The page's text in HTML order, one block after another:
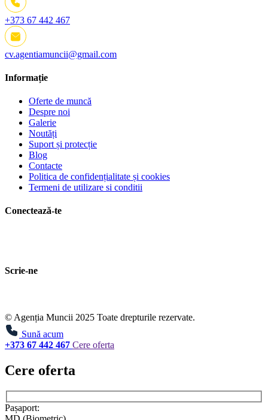
+373 67 442 467
cv.agentiamuncii@gmail.com
Informație
Oferte de muncă
Despre noi
Galerie
Noutăți
Suport și protecție
Blog
Contacte
Politica de confidențialitate și cookies
Termeni de utilizare si conditii
Conectează-te
Scrie-ne
© Agenția Muncii 2025 Toate drepturile rezervate.
Sună acum
+373 67 442 467 Cere oferta
Cere oferta
Pașaport: